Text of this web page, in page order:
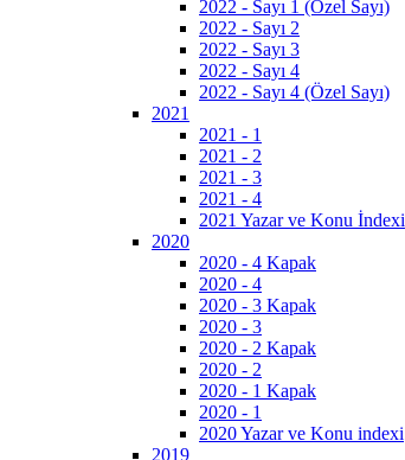
2022 - Sayı 1 (Özel Sayı)
2022 - Sayı 2
2022 - Sayı 3
2022 - Sayı 4
2022 - Sayı 4 (Özel Sayı)
2021
2021 - 1
2021 - 2
2021 - 3
2021 - 4
2021 Yazar ve Konu İndexi
2020
2020 - 4 Kapak
2020 - 4
2020 - 3 Kapak
2020 - 3
2020 - 2 Kapak
2020 - 2
2020 - 1 Kapak
2020 - 1
2020 Yazar ve Konu indexi
2019